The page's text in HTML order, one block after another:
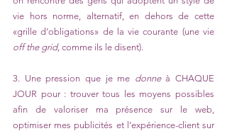
vie hors norme, alternatif, en dehors de cette
off the grid, comme ils le disent).
3. Une pression que je me donne à CHAQUE
JOUR pour : trouver tous les moyens possibles
afin de valoriser ma présence sur le web,
optimiser mes publicités et l’expérience-client sur